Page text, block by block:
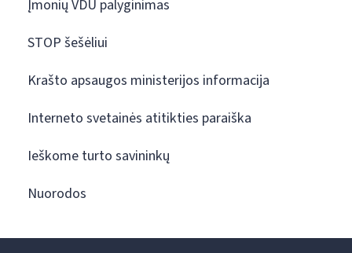
Įmonių VDU palyginimas
STOP šešėliui
Krašto apsaugos ministerijos informacija
Interneto svetainės atitikties paraiška
Ieškome turto savininkų
Nuorodos